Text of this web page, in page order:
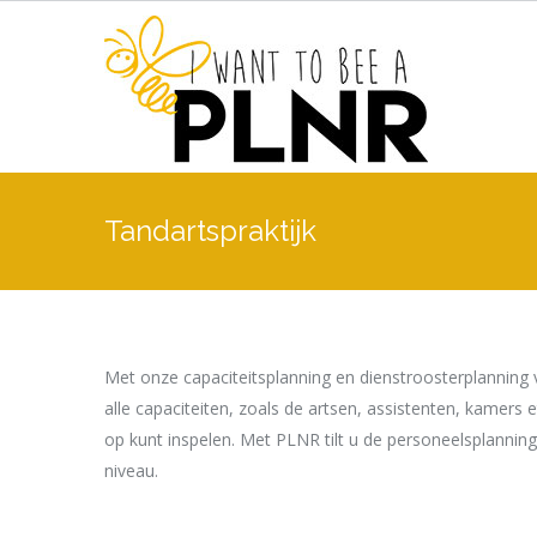
Tandartspraktijk
Met onze capaciteitsplanning en
alle capaciteiten, zoals de artsen, assistenten, kamers
op kunt inspelen. Met PLNR tilt u de
niveau.